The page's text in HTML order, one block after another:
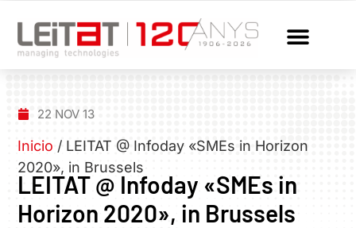
22 NOV 13
Inicio / LEITAT @ Infoday «SMEs in Horizon
2020», in Brussels
LEITAT @ Infoday «SMEs in
Horizon 2020», in Brussels